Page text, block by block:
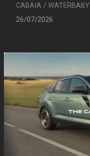
CABAIA / WATERBABY
26/07/2026